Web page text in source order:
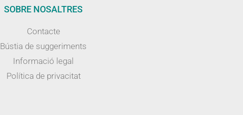
SOBRE NOSALTRES
Contacte
Bústia de suggeriments
Informació legal
Política de privacitat